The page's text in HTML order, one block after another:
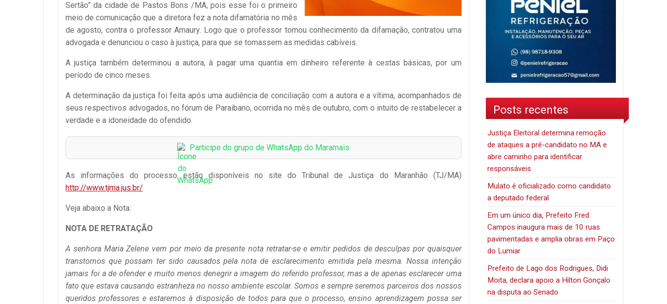
Sertão” da cidade de Pastos Bons /MA, pois esse foi o primeiro
meio de comunicação que a diretora fez a nota difamatória no mês
de agosto, contra o professor Amaury. Logo que o professor tomou conhecimento da difamação, contratou uma
advogada e denunciou o caso à justiça, para que se tomassem as medidas cabíveis.
A justiça também determinou a autora, à pagar uma quantia em dinheiro referente à cestas básicas, por um
período de cinco meses.
A determinação da justiça foi feita após uma audiência de conciliação com a autora e a vítima, acompanhados de
seus respectivos advogados, no fórum de Paraibano, ocorrida no mês de outubro, com o intuito de restabelecer a
verdade e a idoneidade do ofendido.
Participe do grupo de WhatsApp do Maramais
As informações do processo estão disponíveis no site do Tribunal de Justiça do Maranhão (TJ/MA)
http://www.tjma.jus.br/
Veja abaixo a Nota:
NOTA DE RETRATAÇÃO
A senhora Maria Zelene vem por meio da presente nota retratar-se e emitir pedidos de desculpas por quaisquer
transtornos que possam ter sido causados pela nota de esclarecimento emitida pela mesma. Nossa intenção
jamais foi a de ofender e muito menos denegrir a imagem do referido professor, mas a de apenas esclarecer uma
fato que estava causando estranheza no nosso ambiente escolar. Somos e sempre seremos parceiros dos nossos
queridos professores e estaremos à disposição de todos para que o processo, ensino aprendizagem possa ser
Posts recentes
Justiça Eleitoral determina remoção
de ataques a pré-candidato no MA e
abre caminho para identificar
responsáveis
Mulato é oficializado como candidato
a deputado federal
Em um único dia, Prefeito Fred
Campos inaugura mais de 10 ruas
pavimentadas e amplia obras em Paço
do Lumiar
Prefeito de Lago dos Rodrigues, Didi
Moita, declara apoio a Hilton Gonçalo
na disputa ao Senado